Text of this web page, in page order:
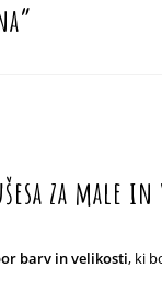
za male
barv in velikosti, ki